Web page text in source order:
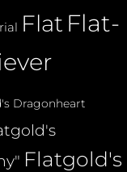
Flat Flat-
Dragonheart
Flatgold's